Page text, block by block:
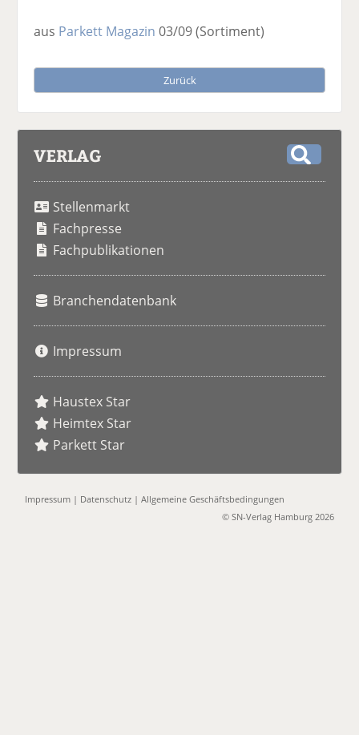
aus Parkett Magazin 03/09(Sortiment)
Zurück
VERLAG
Stellenmarkt
Fachpresse
Fachpublikationen
Branchendatenbank
Impressum
Haustex Star
Heimtex Star
Parkett Star
Impressum | Datenschutz |Allgemeine Geschäftsbedingungen
© SN-Verlag Hamburg 2026